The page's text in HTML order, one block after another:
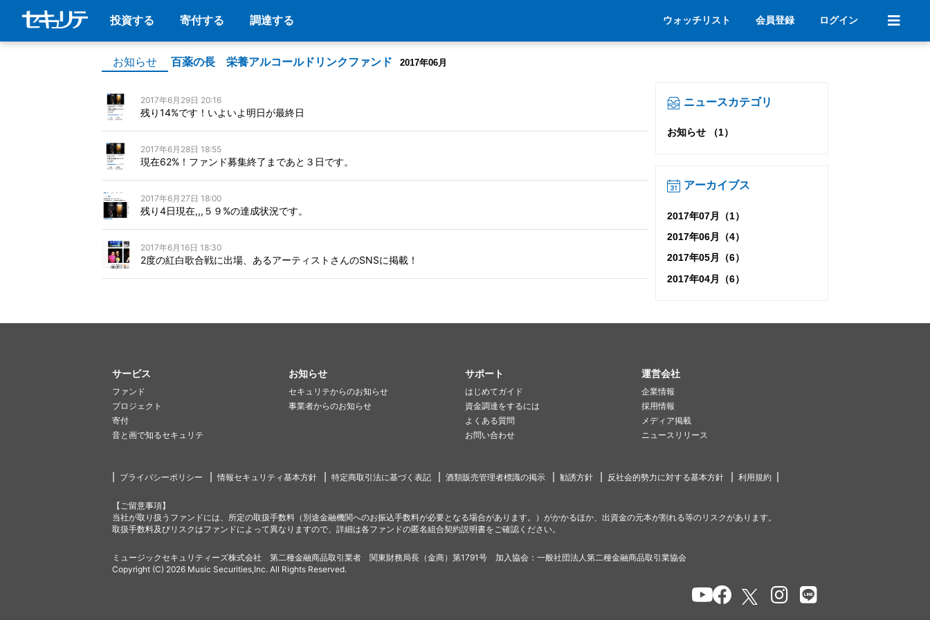
投資する 寄付する 調達する ウォッチリスト 会員登録 ログイン
お知らせ 百薬の長 栄養アルコールドリンクファンド 2017年06月
2017年6月29日 20:16
残り14%です！いよいよ明日が最終日
2017年6月28日 18:55
現在62%！ファンド募集終了まであと３日です。
2017年6月27日 18:00
残り4日現在,,,５９%の達成状況です。
2017年6月16日 18:30
2度の紅白歌合戦に出場、あるアーティストさんのSNSに掲載！
ニュースカテゴリ
お知らせ （1）
アーカイブス
2017年07月（1）
2017年06月（4）
2017年05月（6）
2017年04月（6）
サービス
ファンド
プロジェクト
寄付
音と画で知るセキュリテ
お知らせ
セキュリテからのお知らせ
事業者からのお知らせ
サポート
はじめてガイド
資金調達をするには
よくある質問
お問い合わせ
運営会社
企業情報
採用情報
メディア掲載
ニュースリリース
プライバシーポリシー 情報セキュリティ基本方針 特定商取引法に基づく表記 酒類販売管理者標識の掲示 勧誘方針 反社会的勢力に対する基本方針 利用規約
【ご留意事項】
当社が取り扱うファンドには、所定の取扱手数料（別途金融機関へのお振込手数料が必要となる場合があります。）がかかるほか、出資金の元本が割れる等のリスクがあります。
取扱手数料及びリスクはファンドによって異なりますので、詳細は各ファンドの匿名組合契約説明書をご確認ください。
ミュージックセキュリティーズ株式会社 第二種金融商品取引業者 関東財務局長（金商）第1791号 加入協会：一般社団法人第二種金融商品取引業協会
Copyright (C) 2026 Music Securities,Inc. All Rights Reserved.